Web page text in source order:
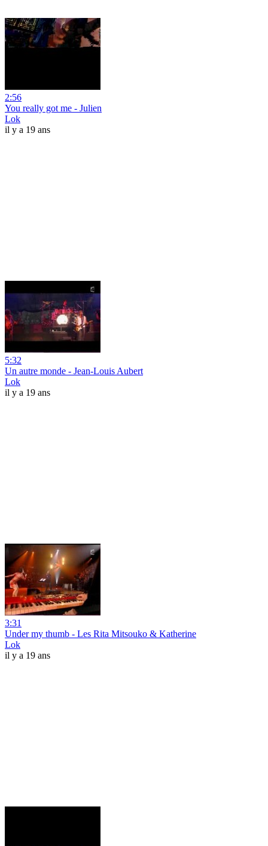
2:56
You really got me - Julien
Lok
il y a 19 ans
5:32
Un autre monde - Jean-Louis Aubert
Lok
il y a 19 ans
3:31
Under my thumb - Les Rita Mitsouko & Katherine
Lok
il y a 19 ans